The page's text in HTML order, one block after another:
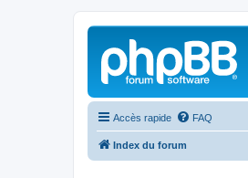
Accès rapide FAQ
Index du forum